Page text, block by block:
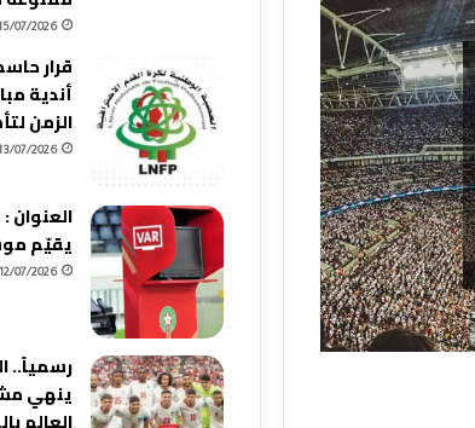
07/2026
قرار
أندية
الزمن
07/2026
يقيّم
12/07/2026
رسمياً..
ينهي